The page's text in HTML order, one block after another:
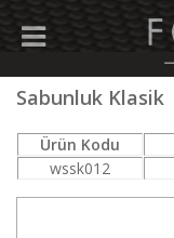
Sabunluk Klasik
Ürün Kodu
wssk012